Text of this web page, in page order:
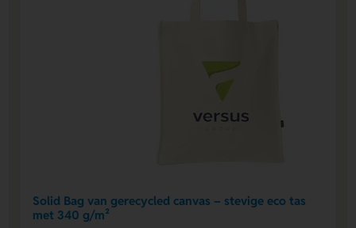
Solid Bag van gerecycled canvas – stevige eco tas
met 340 g/m²